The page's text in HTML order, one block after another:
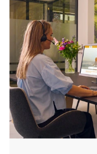
réjouir à l'idée
animaux de
obligatoire
compagnie
les frais